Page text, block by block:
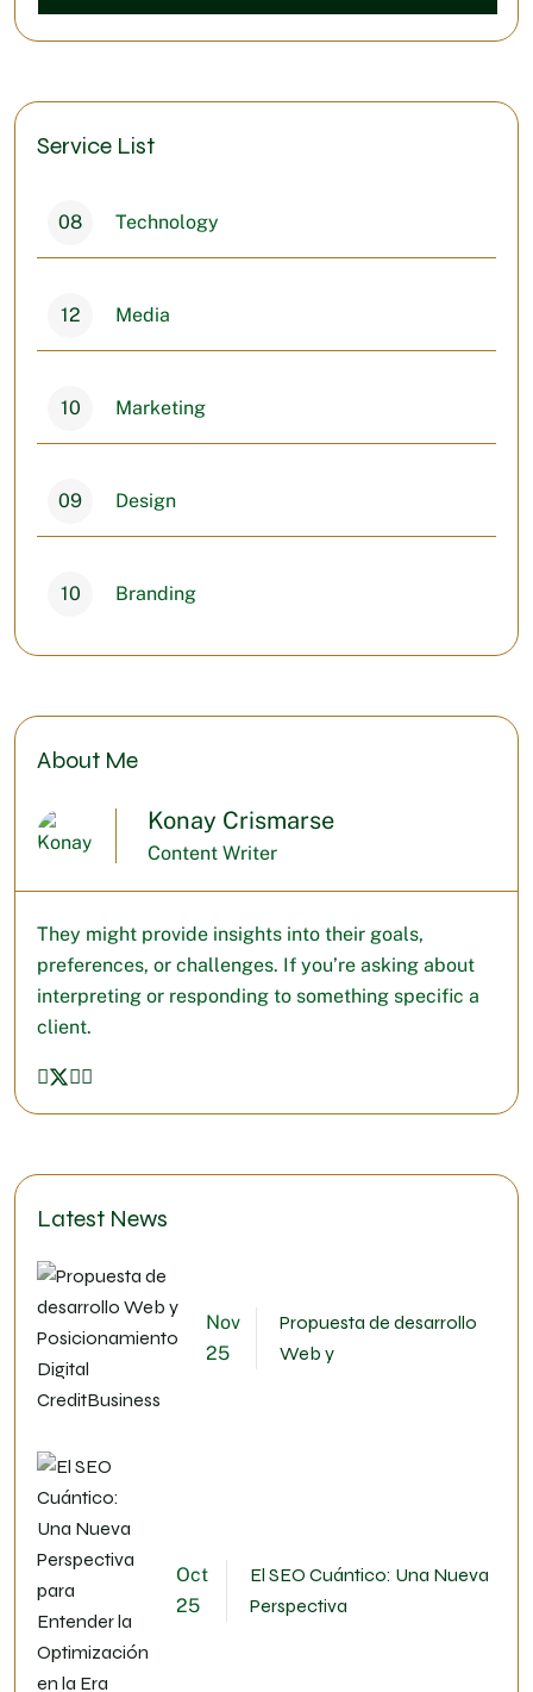
Service List
08 Technology
12 Media
10 Marketing
09 Design
10 Branding
About Me
Konay Crismarse
Content Writer
They might provide insights into their goals,
preferences, or challenges. If you’re asking about
interpreting or responding to something specific a
client.
Latest News
Nov
25
Propuesta de desarrollo
Web y
Oct
25
El SEO Cuántico: Una Nueva
Perspectiva